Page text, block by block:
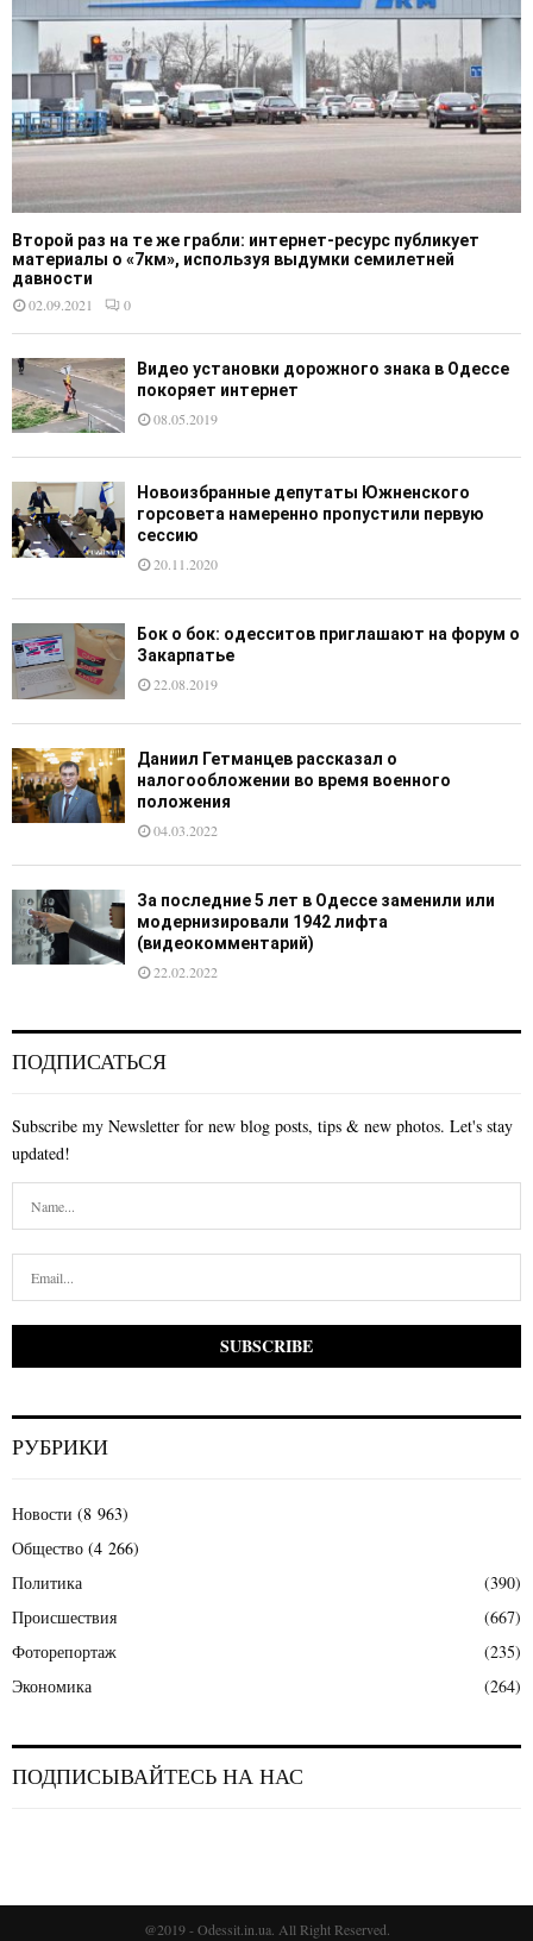
Второй раз на те же грабли: интернет-ресурс публикует
материалы о «7км», используя выдумки семилетней
давности
02.09.2021
0
Видео установки дорожного знака в Одессе
покоряет интернет
08.05.2019
Новоизбранные депутаты Южненского
горсовета намеренно пропустили первую
сессию
20.11.2020
Бок о бок: одесситов приглашают на форум о
Закарпатье
22.08.2019
Даниил Гетманцев рассказал о
налогообложении во время военного
положения
04.03.2022
За последние 5 лет в Одессе заменили или
модернизировали 1942 лифта
(видеокомментарий)
22.02.2022
ПОДПИСАТЬСЯ
Subscribe my Newsletter for new blog posts, tips & new photos. Let's stay
updated!
РУБРИКИ
Новости (8 963)
Общество (4 266)
Политика
(390)
Происшествия
(667)
Фоторепортаж
(235)
Экономика
(264)
ПОДПИСЫВАЙТЕСЬ НА НАС
@2019 - Odessit.in.ua. All Right Reserved.